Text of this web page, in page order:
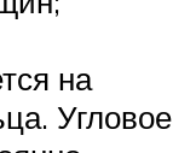
на
Угловое